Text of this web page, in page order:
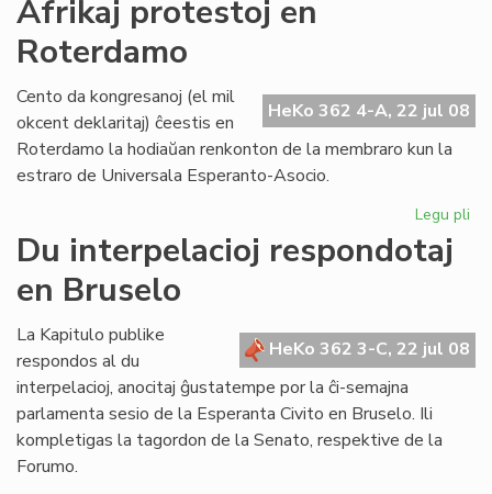
Afrikaj protestoj en
Roterdamo
HeKo 362 4-A, 22 jul 08
Cento da kongresanoj (el mil
okcent deklaritaj) ĉeestis en
Roterdamo la hodiaŭan renkonton de la membraro kun la
estraro de Universala Esperanto-Asocio.
Legu pli
Du interpelacioj respondotaj
en Bruselo
HeKo 362 3-C, 22 jul 08
La Kapitulo publike
respondos al du
interpelacioj, anocitaj ĝustatempe por la ĉi-semajna
parlamenta sesio de la Esperanta Civito en Bruselo. Ili
kompletigas la tagordon de la Senato, respektive de la
Forumo.